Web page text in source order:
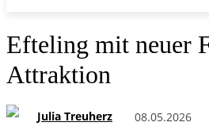
Efteling mit neuer
Attraktion
Julia Treuherz 08.05.2026